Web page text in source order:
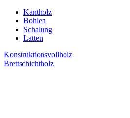
Kantholz
Bohlen
Schalung
Latten
Konstruktionsvollholz
Brettschichtholz